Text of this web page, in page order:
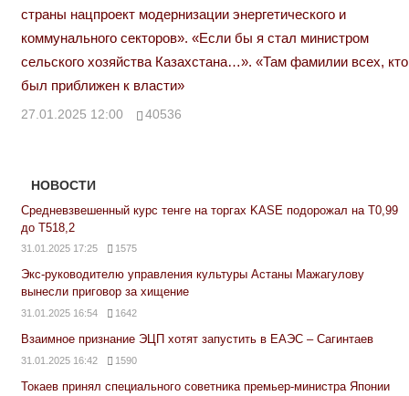
страны нацпроект модернизации энергетического и
коммунального секторов». «Если бы я стал министром
сельского хозяйства Казахстана…». «Там фамилии всех, кто
был приближен к власти»
27.01.2025 12:00 40536
НОВОСТИ
Средневзвешенный курс тенге на торгах KASE подорожал на Т0,99
до Т518,2
31.01.2025 17:25 1575
Экс-руководителю управления культуры Астаны Мажагулову
вынесли приговор за хищение
31.01.2025 16:54 1642
Взаимное признание ЭЦП хотят запустить в ЕАЭС – Сагинтаев
31.01.2025 16:42 1590
Токаев принял специального советника премьер-министра Японии